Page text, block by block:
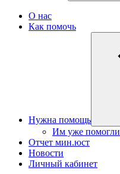
О нас
Как помочь
Нужна помощь
Им уже помогли
Отчет мин.юст
Новости
Личный кабинет